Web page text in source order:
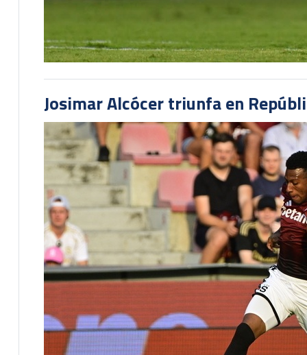
Josimar Alcócer triunfa en